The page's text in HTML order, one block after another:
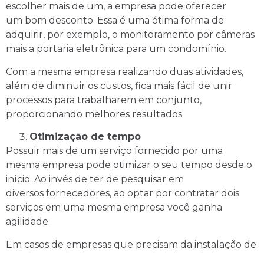
escolher mais de um, a empresa pode oferecer
um bom desconto. Essa é uma ótima forma de
adquirir, por exemplo, o monitoramento por câmeras
mais a portaria eletrônica para um condomínio.
Com a mesma empresa realizando duas atividades,
além de diminuir os custos, fica mais fácil de unir
processos para trabalharem em conjunto,
proporcionando melhores resultados.
Otimização de tempo
Possuir mais de um serviço fornecido por uma
mesma empresa pode otimizar o seu tempo desde o
início. Ao invés de ter de pesquisar em
diversos fornecedores, ao optar por contratar dois
serviços em uma mesma empresa você ganha
agilidade.
Em casos de empresas que precisam da instalação de